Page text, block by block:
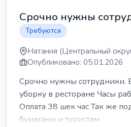
Срочно нужны
Требуются
Натания (Центральный
Опубликовано: 05.01.2026
Срочно нужны сотрудники.
уборку в ресторане Часы
Оплата 38 шек час Так же
бумагами и туристам